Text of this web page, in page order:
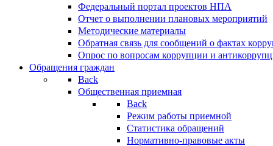
Федеральный портал проектов НПА
Отчет о выполнении плановых мероприятий
Методические материалы
Обратная связь для сообщений о фактах
Опрос по вопросам коррупции и
Обращения граждан
Back
Общественная приемная
Back
Режим работы приемной
Статистика обращений
Нормативно-правовые акты